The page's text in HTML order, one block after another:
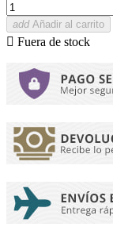
add Añadir al carrito
 Fuera de stock